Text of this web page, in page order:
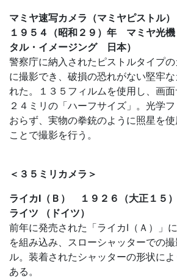
マミヤ速写カメラ（マミヤピストル）
１９５４（昭和２９）年 マミヤ光
タル・イメージング 日本）
警察庁に納入されたピストルタイプ
に撮影でき、破損の恐れがない堅牢
れた。１３５フィルムを使用し、画
２４ミリの「ハーフサイズ」。光学
おらず、実物の拳銃のように照星を
ことで撮影を行う。
＜３５ミリカメラ＞
ライカⅠ（Ｂ） １９２６（大正１５
ライツ （ドイツ）
前年に発売された「ライカⅠ（Ａ）」
を組み込み、スローシャッターでの
ル。装着されたシャッターの形状に
ある。